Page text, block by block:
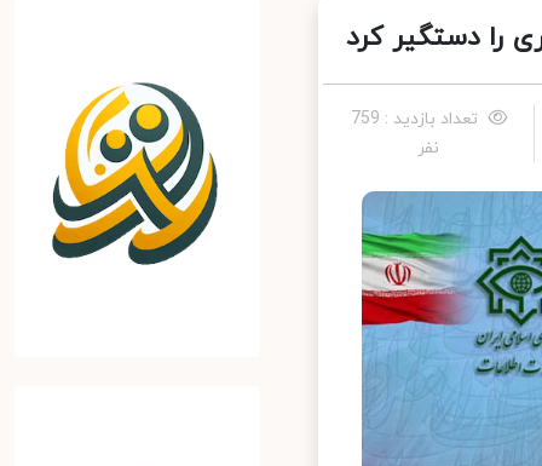
را دستگیر کرد
تعداد بازدید : 759
نفر